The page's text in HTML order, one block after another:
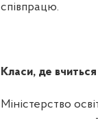
співпрацю.
Класи, де
Міністерство